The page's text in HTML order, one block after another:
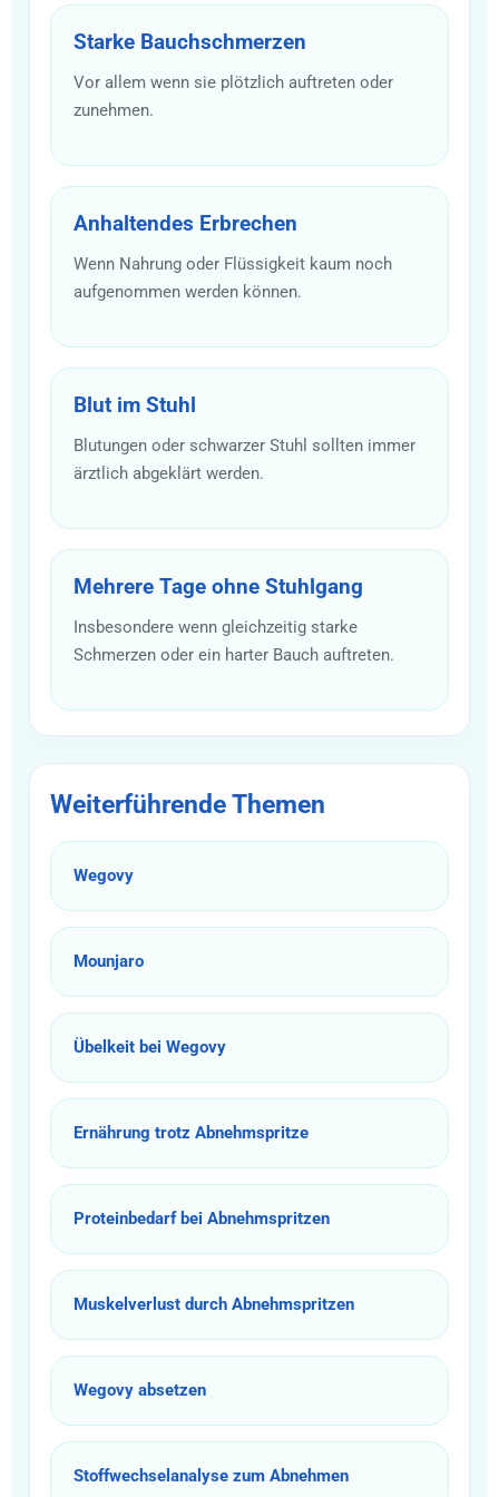
Starke Bauchschmerzen
Vor allem wenn sie plötzlich auftreten oder
zunehmen.
Anhaltendes Erbrechen
Wenn Nahrung oder Flüssigkeit kaum noch
aufgenommen werden können.
Blut im Stuhl
Blutungen oder schwarzer Stuhl sollten immer
ärztlich abgeklärt werden.
Mehrere Tage ohne Stuhlgang
Insbesondere wenn gleichzeitig starke
Schmerzen oder ein harter Bauch auftreten.
Weiterführende Themen
Wegovy
Mounjaro
Übelkeit bei Wegovy
Ernährung trotz Abnehmspritze
Proteinbedarf bei Abnehmspritzen
Muskelverlust durch Abnehmspritzen
Wegovy absetzen
Stoffwechselanalyse zum Abnehmen